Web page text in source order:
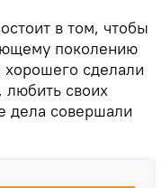
в том, чтобы
поколению
сделали
любить своих
дела совершали